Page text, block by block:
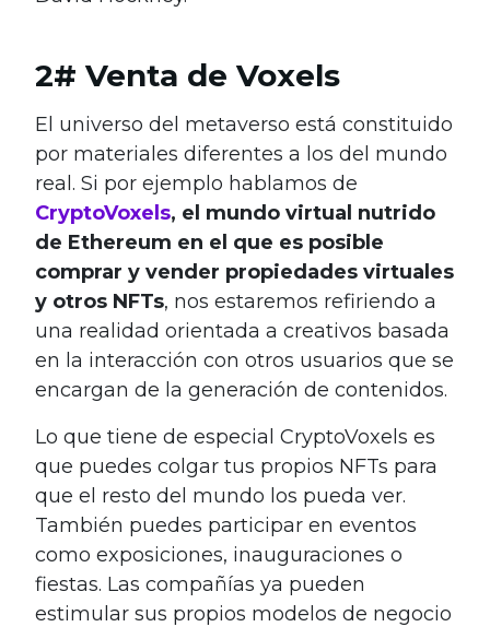
2# Venta de Voxels
El universo del metaverso está constituido
por materiales diferentes a los del mundo
real. Si por ejemplo hablamos de
CryptoVoxels, el mundo virtual nutrido
de Ethereum en el que es posible
comprar y vender propiedades virtuales
y otros NFTs, nos estaremos refiriendo a
una realidad orientada a creativos basada
en la interacción con otros usuarios que se
encargan de la generación de contenidos.
Lo que tiene de especial CryptoVoxels es
que puedes colgar tus propios NFTs para
que el resto del mundo los pueda ver.
También puedes participar en eventos
como exposiciones, inauguraciones o
fiestas. Las compañías ya pueden
estimular sus propios modelos de negocio